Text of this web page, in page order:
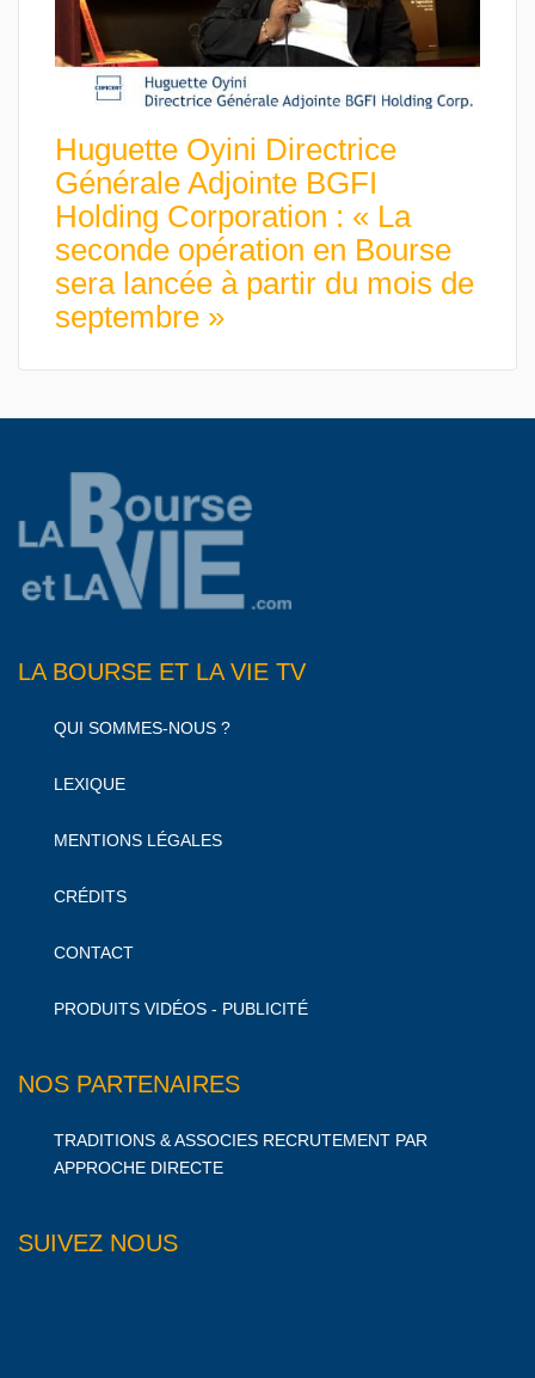
Huguette Oyini Directrice
Générale Adjointe BGFI
Holding Corporation : « La
seconde opération en Bourse
sera lancée à partir du mois de
septembre »
LA BOURSE ET LA VIE TV
QUI SOMMES-NOUS ?
LEXIQUE
MENTIONS LÉGALES
CRÉDITS
CONTACT
PRODUITS VIDÉOS - PUBLICITÉ
NOS PARTENAIRES
TRADITIONS & ASSOCIES RECRUTEMENT PAR
APPROCHE DIRECTE
SUIVEZ NOUS